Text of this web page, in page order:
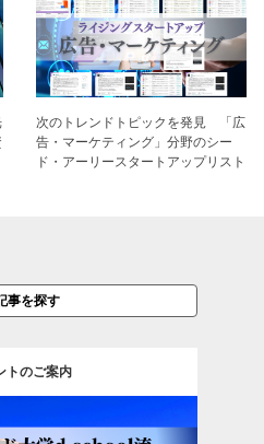
次のトレンドトピックを発見 「広
告・マーケティング」分野のシー
ド・アーリースタートアップリスト
事を探す
トのご案内